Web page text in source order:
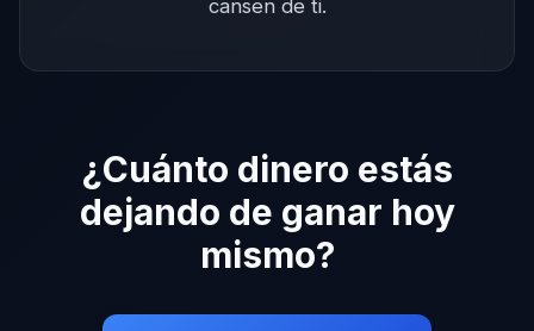
cansen de ti.
¿Cuánto dinero estás
dejando de ganar hoy
mismo?